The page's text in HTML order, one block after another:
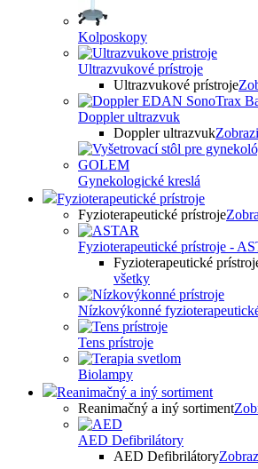
Kolposkopy
Ultrazvukové prístroje
Ultrazvukové prístroje
Doppler ultrazvuk
Doppler ultrazvuk
Gynekologické kreslá
Fyzioterapeutické prístroje
Fyzioterapeutické prístroje
Fyzioterapeutické prístroje -
Fyzioterapeutické
všetky
Nízkovýkonné
Tens prístroje
Biolampy
Reanimačný a iný sortiment
Reanimačný a iný sortiment
AED Defibrilátory
AED Defibrilátory